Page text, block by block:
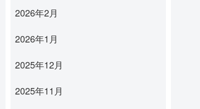
2026年2月
2026年1月
2025年12月
2025年11月